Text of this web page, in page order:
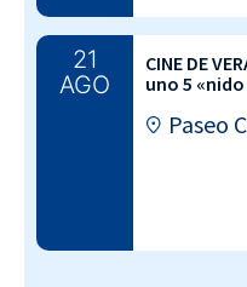
21
AGO
CINE DE
uno 5
Paseo